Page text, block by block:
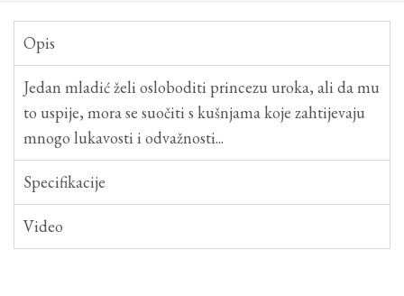
Opis
Jedan mladić želi osloboditi princezu uroka, ali da mu
to uspije, mora se suočiti s kušnjama koje zahtijevaju
mnogo lukavosti i odvažnosti...
Specifikacije
Video